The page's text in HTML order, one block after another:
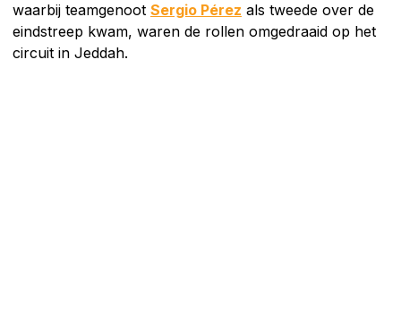
waarbij teamgenoot Sergio Pérez als tweede over de
eindstreep kwam, waren de rollen omgedraaid op het
circuit in Jeddah.